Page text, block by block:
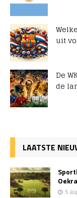
uit
De
de
LAATSTE
5